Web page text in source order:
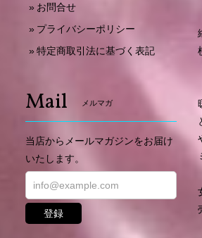
お問合せ
プライバシーポリシー
特定商取引法に基づく表記
Mail メルマガ
当店からメールマガジンをお届け
いたします。
登録